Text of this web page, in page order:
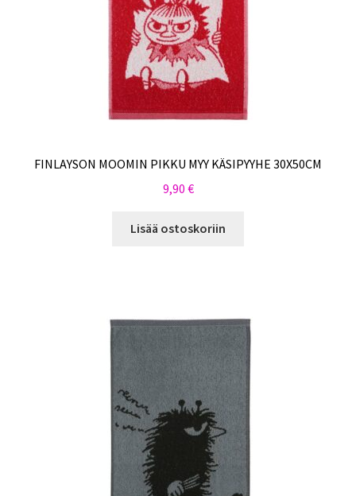
FINLAYSON MOOMIN PIKKU MYY KÄSIPYYHE 30X50CM
9,90 €
Lisää ostoskoriin